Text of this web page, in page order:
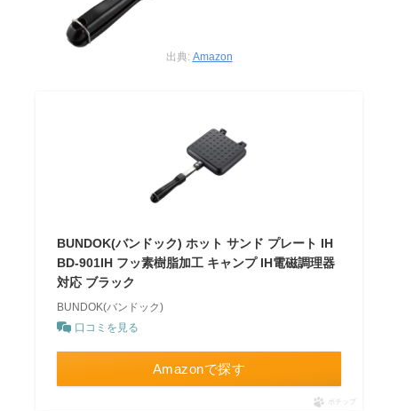
出典: Amazon
BUNDOK(バンドック) ホット サンド プレート IH
BD-901IH フッ素樹脂加工 キャンプ IH電磁調理器
対応 ブラック
BUNDOK(バンドック)
口コミを見る
Amazonで探す
ポチップ